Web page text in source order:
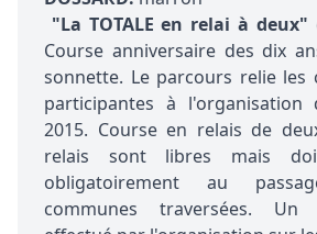
"La TOTALE en relai à deux"
Course anniversaire des dix
sonnette. Le parcours relie les
participantes à
2015. Course en relais de
relais sont libres mais
obligatoirement au
communes traversées.